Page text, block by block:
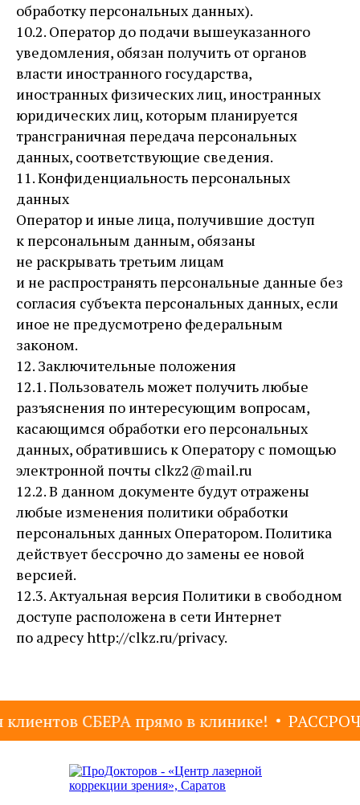
обработку персональных данных).
10.2. Оператор до подачи вышеуказанного
уведомления, обязан получить от органов
власти иностранного государства,
иностранных физических лиц, иностранных
юридических лиц, которым планируется
трансграничная передача персональных
данных, соответствующие сведения.
11. Конфиденциальность персональных
данных
Оператор и иные лица, получившие доступ
к персональным данным, обязаны
не раскрывать третьим лицам
и не распространять персональные данные без
согласия субъекта персональных данных, если
иное не предусмотрено федеральным
законом.
12. Заключительные положения
12.1. Пользователь может получить любые
разъяснения по интересующим вопросам,
касающимся обработки его персональных
данных, обратившись к Оператору с помощью
электронной почты clkz2@mail.ru
12.2. В данном документе будут отражены
любые изменения политики обработки
персональных данных Оператором. Политика
действует бессрочно до замены ее новой
версией.
12.3. Актуальная версия Политики в свободном
доступе расположена в сети Интернет
по адресу http://clkz.ru/privacy.
СБЕРА прямо в клинике! РАССРОЧКА